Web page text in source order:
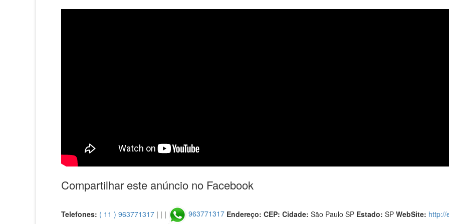
Compartilhar este anúncio no Facebook
Telefones: ( 11 ) 963771317 | | | 963771317 Endereço: CEP: Cidade: São Paulo SP Estado: SP WebSite: http://